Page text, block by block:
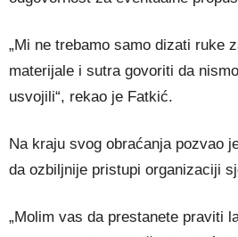
„Mi ne trebamo samo dizati ruke
materijale i sutra govoriti da
usvojili“, rekao je Fatkić.
Na kraju svog obraćanja pozvao
da ozbiljnije pristupi organizaciji
„Molim vas da prestanete praviti